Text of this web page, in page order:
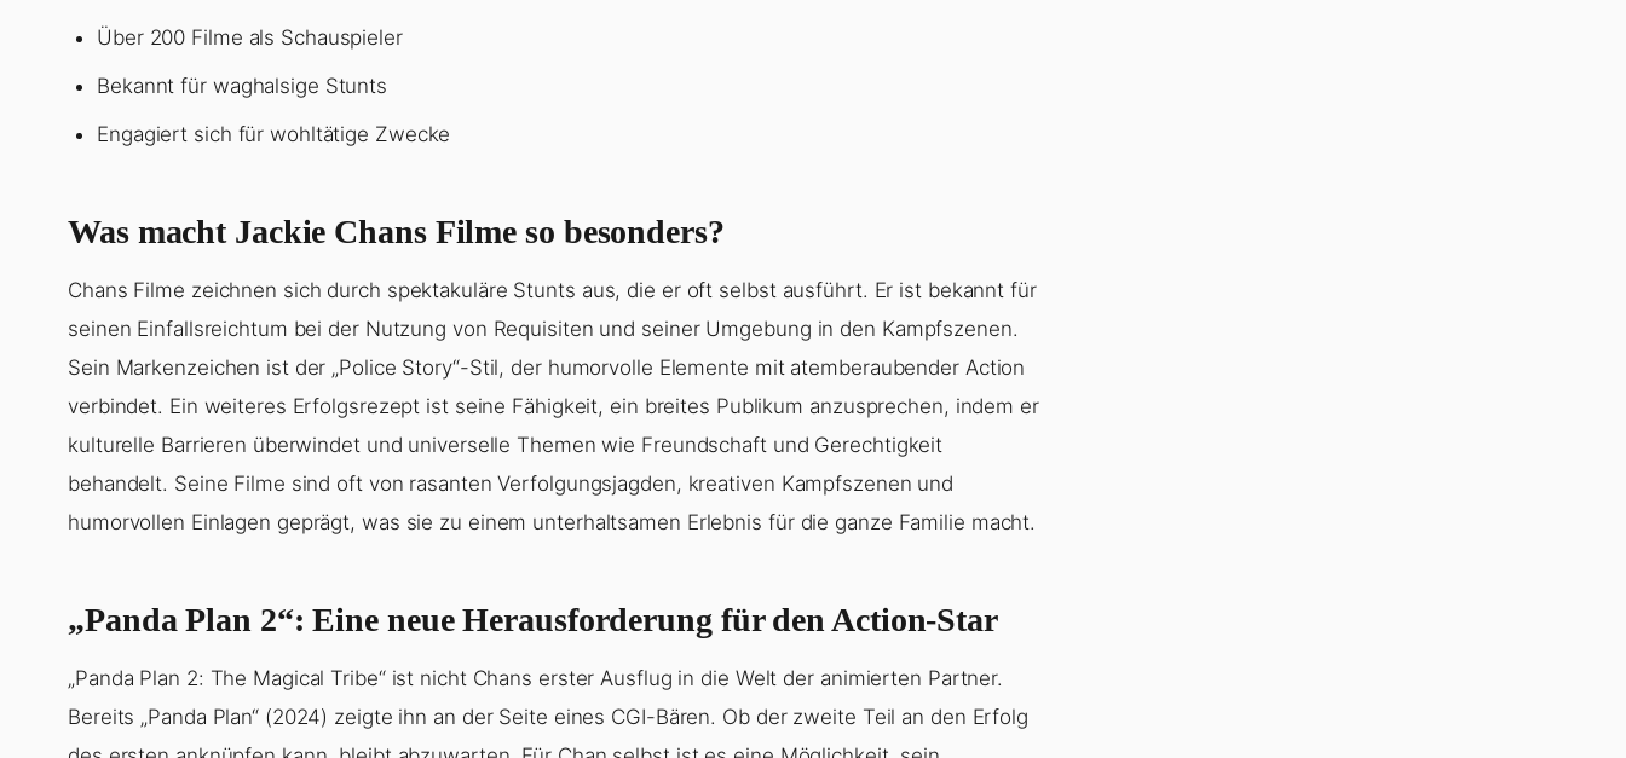
Über 200 Filme als Schauspieler
Bekannt für waghalsige Stunts
Engagiert sich für wohltätige Zwecke
Was macht Jackie Chans Filme so besonders?
Chans Filme zeichnen sich durch spektakuläre Stunts aus, die er oft selbst ausführt. Er ist bekannt für
seinen Einfallsreichtum bei der Nutzung von Requisiten und seiner Umgebung in den Kampfszenen.
Sein Markenzeichen ist der „Police Story“-Stil, der humorvolle Elemente mit atemberaubender Action
verbindet. Ein weiteres Erfolgsrezept ist seine Fähigkeit, ein breites Publikum anzusprechen, indem er
kulturelle Barrieren überwindet und universelle Themen wie Freundschaft und Gerechtigkeit
behandelt. Seine Filme sind oft von rasanten Verfolgungsjagden, kreativen Kampfszenen und
humorvollen Einlagen geprägt, was sie zu einem unterhaltsamen Erlebnis für die ganze Familie macht.
„Panda Plan 2“: Eine neue Herausforderung für den Action-Star
„Panda Plan 2: The Magical Tribe“ ist nicht Chans erster Ausflug in die Welt der animierten Partner.
Bereits „Panda Plan“ (2024) zeigte ihn an der Seite eines CGI-Bären. Ob der zweite Teil an den Erfolg